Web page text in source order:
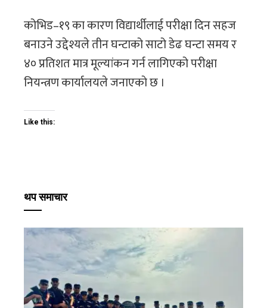
कोभिड–१९ का कारण विद्यार्थीलाई परीक्षा दिन सहज
बनाउने उद्देश्यले तीन घन्टाको साटो डेढ घन्टा समय र
४० प्रतिशत मात्र मूल्यांकन गर्न लागिएको परीक्षा
नियन्त्रण कार्यालयले जनाएकाे छ ।
Like this:
थप समाचार